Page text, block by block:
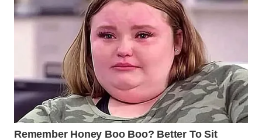
WN
PRIANGAN
TIMUR
WN
SEMARANG
WN
SOLO